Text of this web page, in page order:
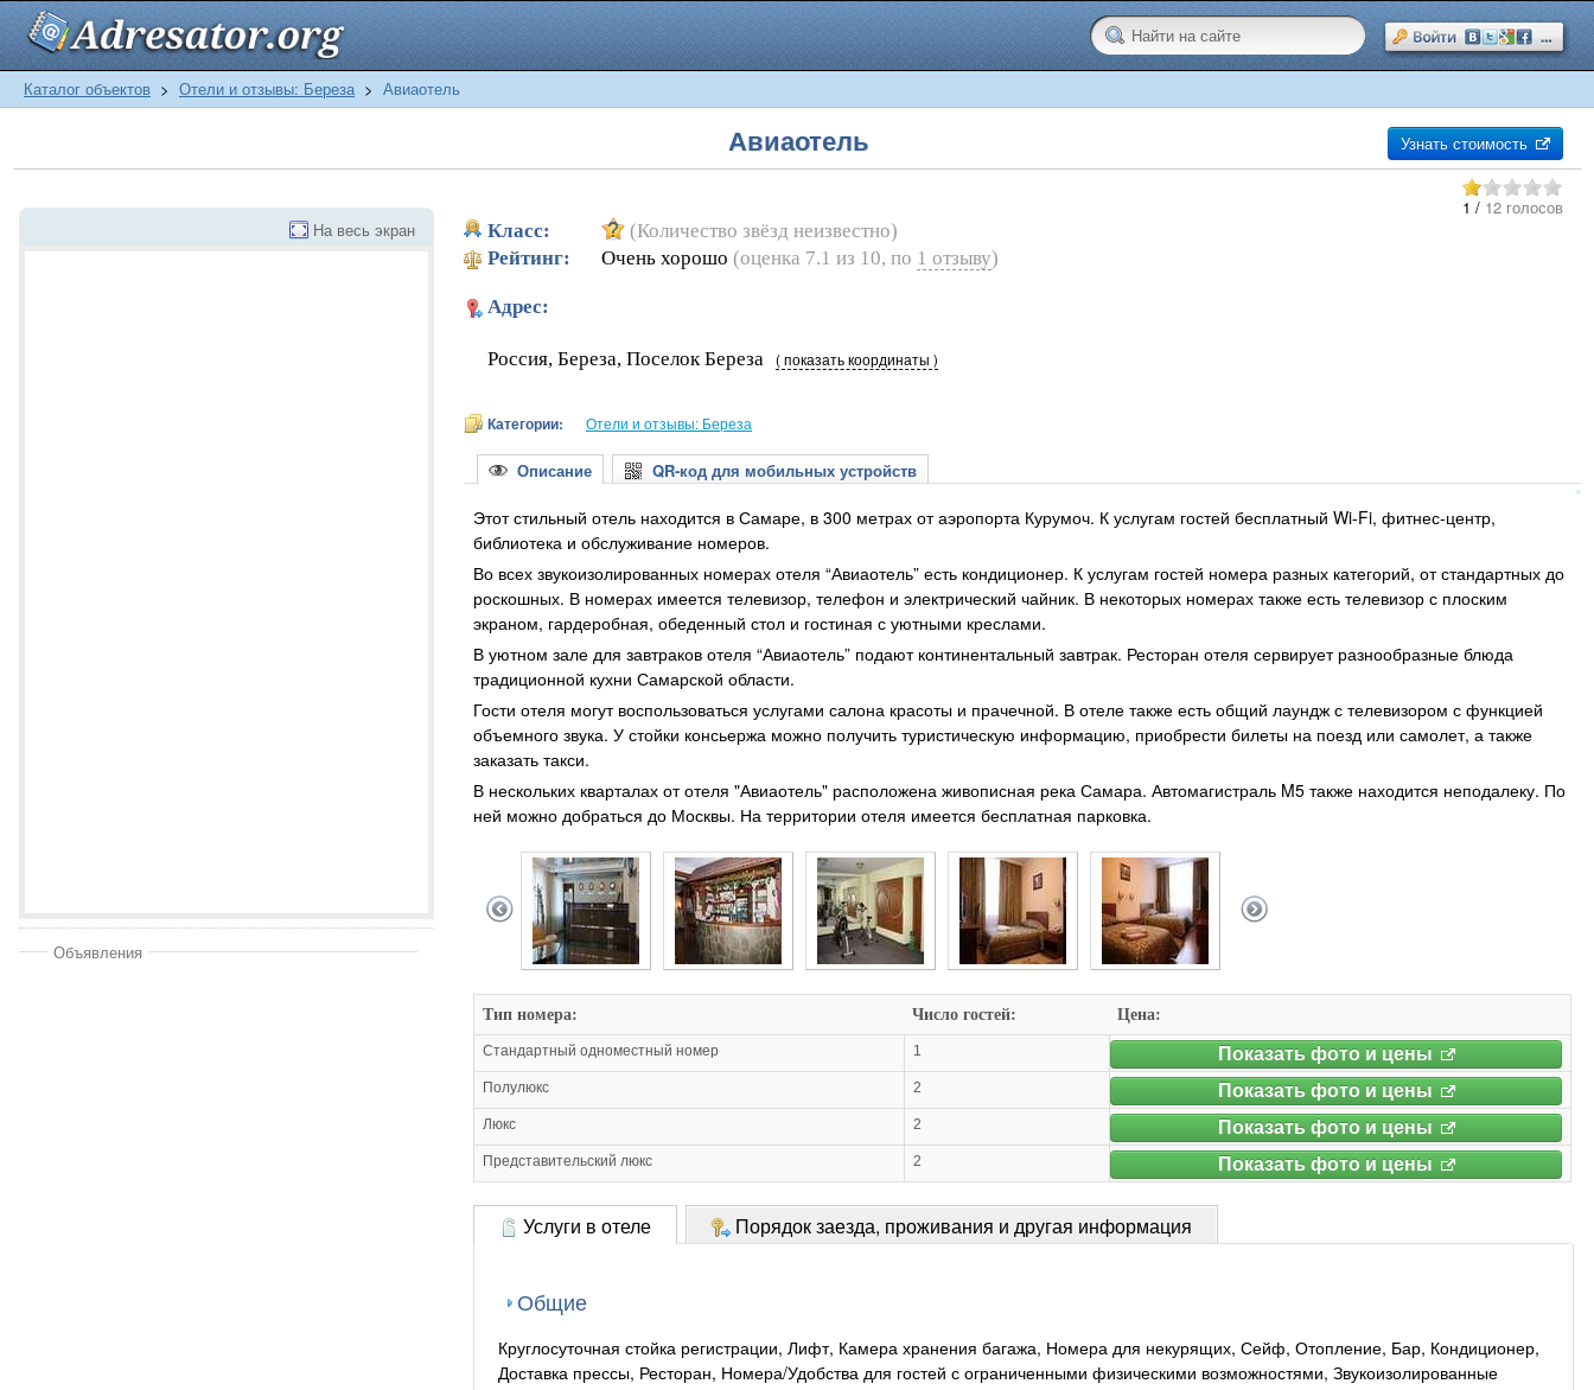
Каталог объектов > Отели и отзывы: Береза > Авиаотель
Авиаотель Узнать стоимость
1 / 12 голосов
На весь экран
Объявления
Класс:
(Количество звёзд неизвестно)
Рейтинг:
Очень хорошо (оценка 7.1 из 10, по 1 отзыву)
Адрес:
Россия, Береза, Поселок Береза ( показать координаты )
Категории: Отели и отзывы: Береза
Описание QR-код для мобильных устройств
Этот стильный отель находится в Самаре, в 300 метрах от аэропорта Курумоч. К услугам гостей бесплатный Wi-Fi, фитнес-центр,
библиотека и обслуживание номеров.
Во всех звукоизолированных номерах отеля “Авиаотель” есть кондиционер. К услугам гостей номера разных категорий, от стандартных до
роскошных. В номерах имеется телевизор, телефон и электрический чайник. В некоторых номерах также есть телевизор с плоским
экраном, гардеробная, обеденный стол и гостиная с уютными креслами.
В уютном зале для завтраков отеля “Авиаотель” подают континентальный завтрак. Ресторан отеля сервирует разнообразные блюда
традиционной кухни Самарской области.
Гости отеля могут воспользоваться услугами салона красоты и прачечной. В отеле также есть общий лаундж с телевизором с функцией
объемного звука. У стойки консьержа можно получить туристическую информацию, приобрести билеты на поезд или самолет, а также
заказать такси.
В нескольких кварталах от отеля "Авиаотель" расположена живописная река Самара. Автомагистраль M5 также находится неподалеку. По
ней можно добраться до Москвы. На территории отеля имеется бесплатная парковка.
Тип номера: Число гостей: Цена:
Стандартный одноместный номер 1 Показать фото и цены
Полулюкс 2 Показать фото и цены
Люкс 2 Показать фото и цены
Представительский люкс 2 Показать фото и цены
Услуги в отеле Порядок заезда, проживания и другая информация
Общие
Круглосуточная стойка регистрации, Лифт, Камера хранения багажа, Номера для некурящих, Сейф, Отопление, Бар, Кондиционер,
Доставка прессы, Ресторан, Номера/Удобства для гостей с ограниченными физическими возможностями, Звукоизолированные